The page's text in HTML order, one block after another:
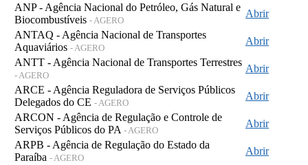
ANP - Agência Nacional do Petróleo, Gás Natural e
Biocombustíveis - AGERO
Abrir
ANTAQ - Agência Nacional de Transportes
Aquaviários - AGERO
Abrir
ANTT - Agência Nacional de Transportes Terrestres
- AGERO
Abrir
ARCE - Agência Reguladora de Serviços Públicos
Delegados do CE - AGERO
Abrir
ARCON - Agência de Regulação e Controle de
Serviços Públicos do PA - AGERO
Abrir
ARPB - Agência de Regulação do Estado da
Paraíba - AGERO
Abrir